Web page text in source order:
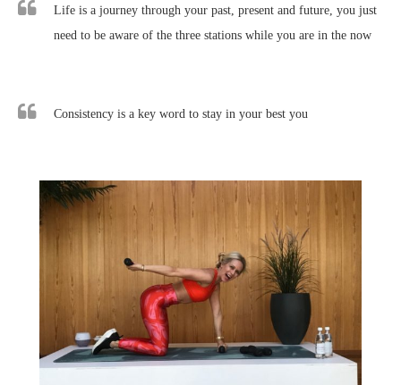
Life is a journey through your past, present and future, you just
need to be aware of the three stations while you are in the now
Consistency is a key word to stay in your best you